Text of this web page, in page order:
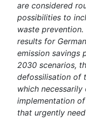
are considered
possibilities to
waste
results for
emission savings
2030 scenarios,
defossilisation of
which
implementation
that urgently